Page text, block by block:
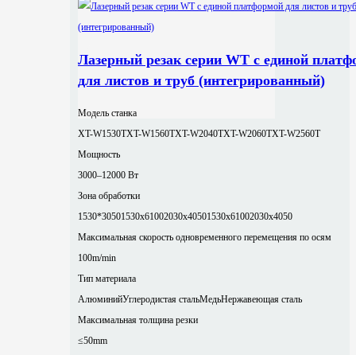
Лазерный резак серии WT с единой
для листов и труб (интегрированный)
Модель станка
XT-W1530TXT-W1560TXT-W2040TXT-W2060TXT-W2560T
Мощность
3000–12000 Вт
Зона обработки
1530*30501530x61002030x40501530x61002030x4050
Максимальная скорость одновременного перемещения по осям
100m/min
Тип материала
АлюминийУглеродистая стальМедьНержавеющая сталь
Максимальная толщина резки
≤50mm